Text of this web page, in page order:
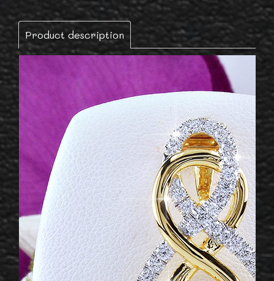
Product description